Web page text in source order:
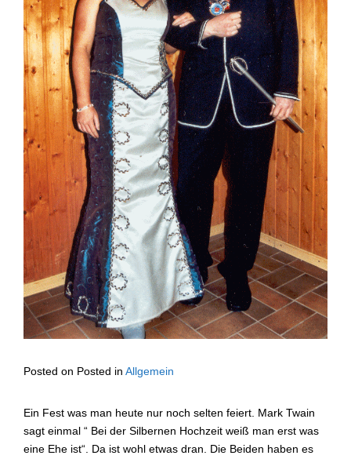
Posted on Posted in Allgemein
Ein Fest was man heute nur noch selten feiert. Mark Twain
sagt einmal “ Bei der Silbernen Hochzeit weiß man erst was
eine Ehe ist“. Da ist wohl etwas dran. Die Beiden haben es